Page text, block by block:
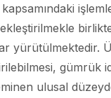
yürütülmektedir.
gümrük
ulusal